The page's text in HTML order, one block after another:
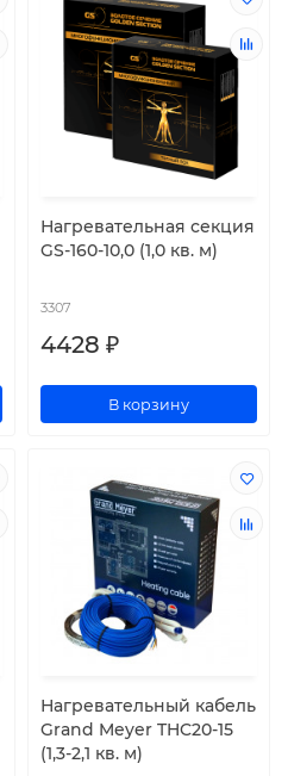
Нагревательная секция
GS-160-10,0 (1,0 кв. м)
3307
4428 ₽
В корзину
Нагревательный кабель
Grand Meyer THC20-15
(1,3-2,1 кв. м)